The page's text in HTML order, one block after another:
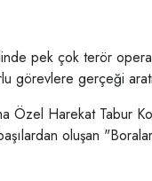
pek çok terör
görevlere gerçeği
Özel Harekat Tabur
oluşan